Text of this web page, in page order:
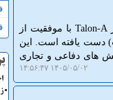
به گزارش انجمن پارسیان، شرکت استراتولانچ اعلام نمود هواپیمای هایپرسونیک و بازبازیابی پذیر Talon-A با موفقیت از
5 ماخ (بیش از 6، 100 کیلومتر بر ساعت) دست یافته است. این
های دفاعی و تجاری
۱۴۰۵/۰۵/۰۲ ۱۴:۵۶:۴۷